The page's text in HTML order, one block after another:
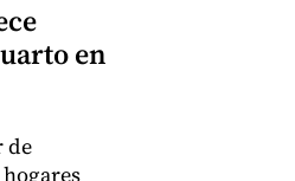
en
de